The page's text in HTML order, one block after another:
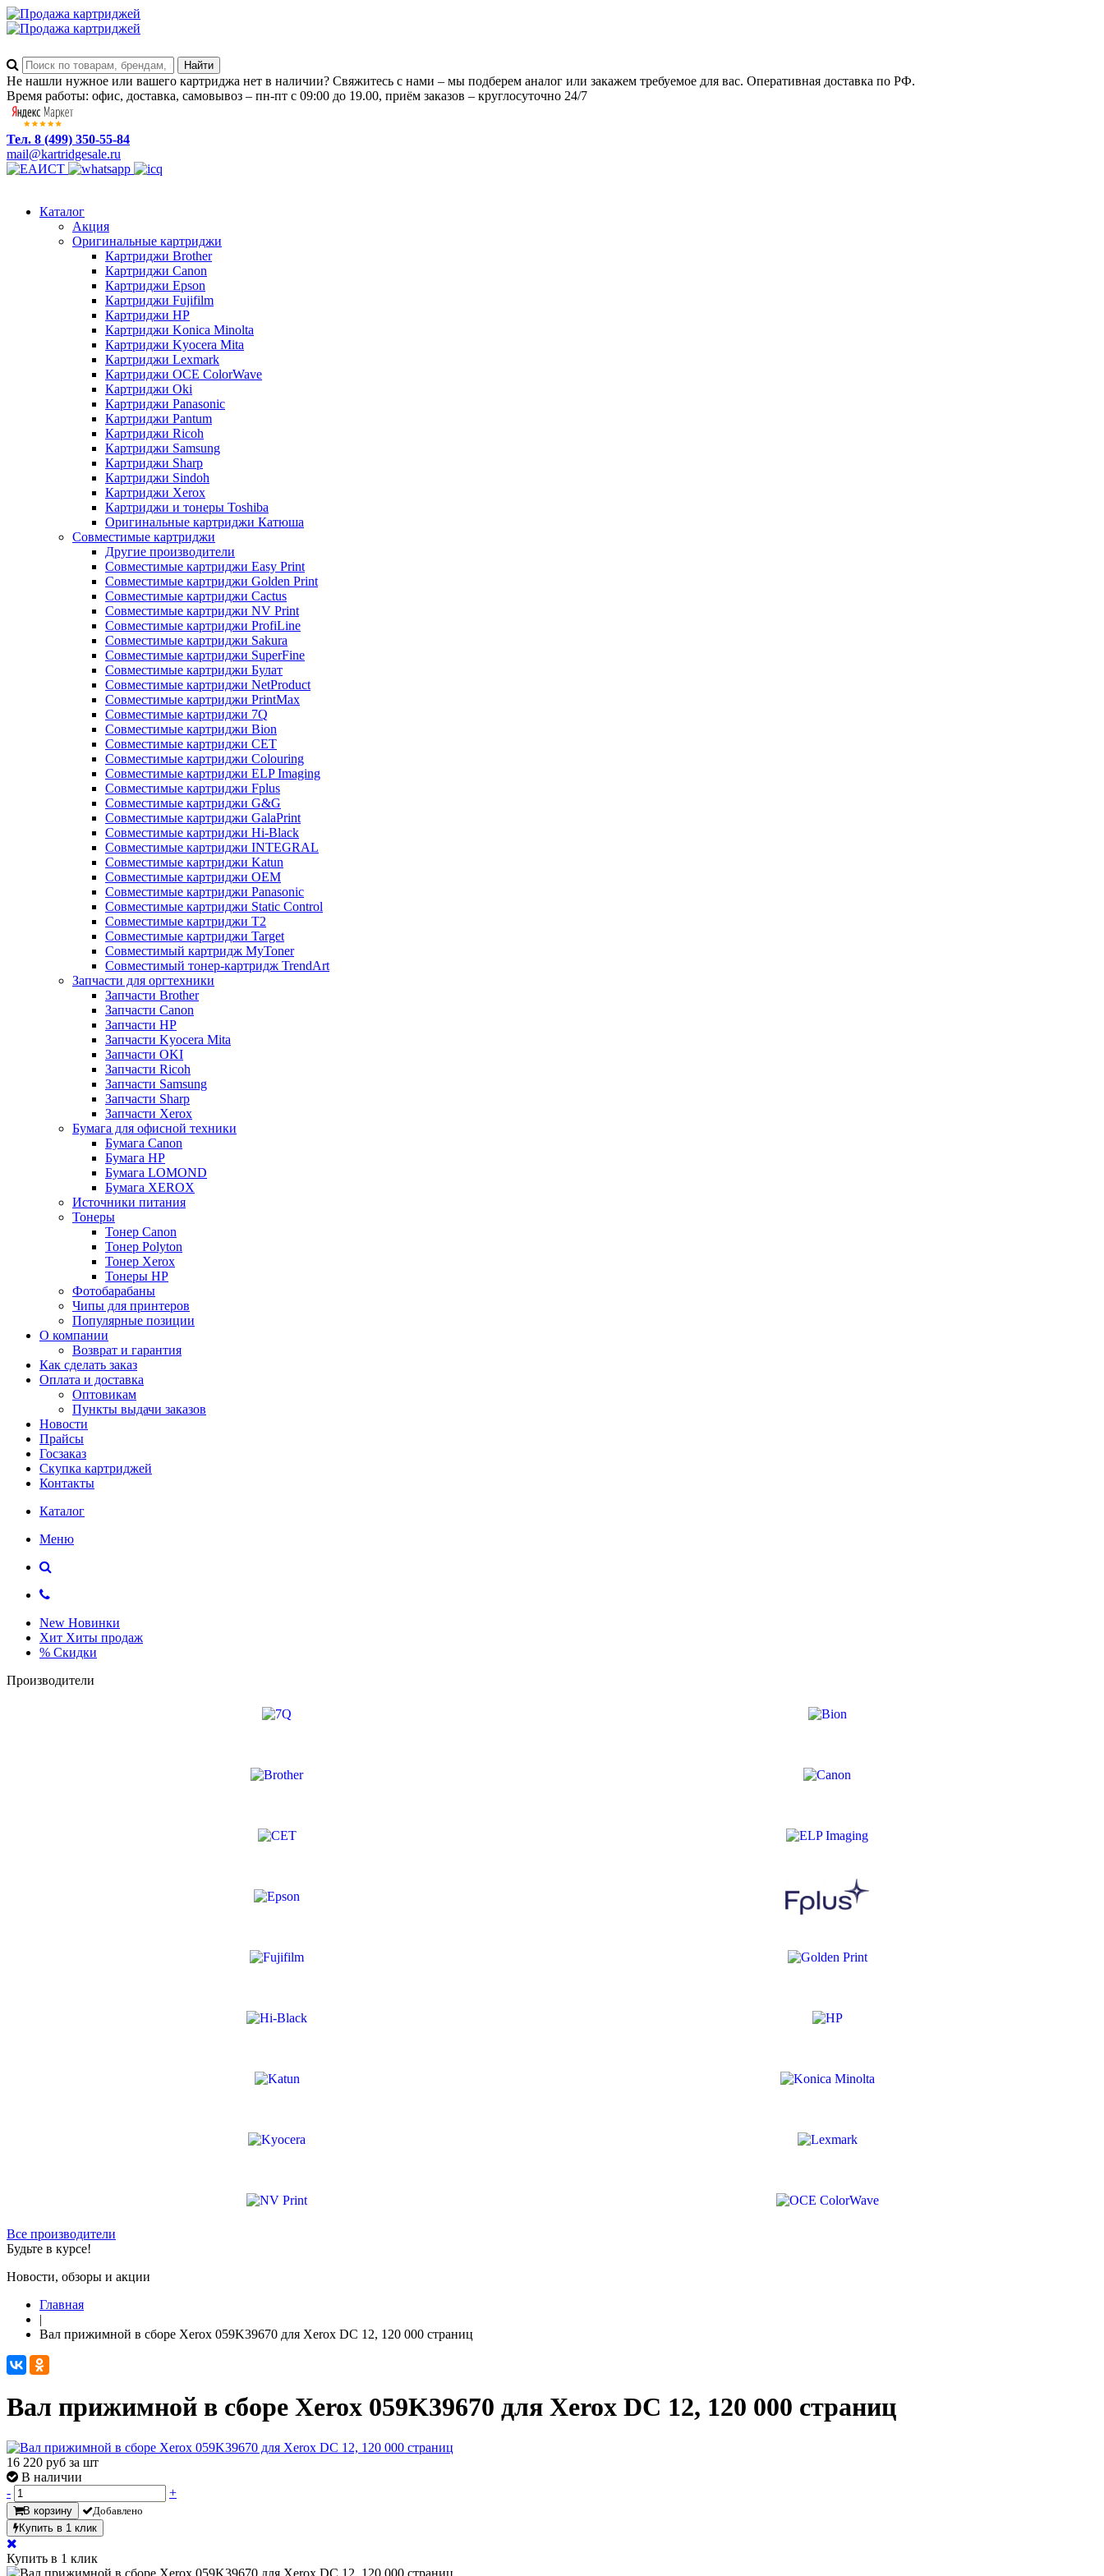
Не нашли нужное или вашего картриджа нет в наличии? Свяжитесь с нами – мы подберем аналог или закажем требуемое для вас. Оперативная доставка по РФ.
Время работы: офис, доставка, самовывоз – пн-пт с 09:00 до 19.00, приём заказов – круглосуточно 24/7
Тел. 8 (499) 350-55-84
mail@kartridgesale.ru
Каталог
Акция
Оригинальные картриджи
Картриджи Brother
Картриджи Canon
Картриджи Epson
Картриджи Fujifilm
Картриджи HP
Картриджи Konica Minolta
Картриджи Kyocera Mita
Картриджи Lexmark
Картриджи OCE ColorWave
Картриджи Oki
Картриджи Panasonic
Картриджи Pantum
Картриджи Ricoh
Картриджи Samsung
Картриджи Sharp
Картриджи Sindoh
Картриджи Xerox
Картриджи и тонеры Toshiba
Оригинальные картриджи Катюша
Совместимые картриджи
Другие производители
Совместимые картриджи Easy Print
Совместимые картриджи Golden Print
Совместимые картриджи Cactus
Совместимые картриджи NV Print
Совместимые картриджи ProfiLine
Совместимые картриджи Sakura
Совместимые картриджи SuperFine
Совместимые картриджи Булат
Совместимые картриджи NetProduct
Совместимые картриджи PrintMax
Совместимые картриджи 7Q
Совместимые картриджи Bion
Совместимые картриджи CET
Совместимые картриджи Colouring
Совместимые картриджи ELP Imaging
Совместимые картриджи Fplus
Совместимые картриджи G&G
Совместимые картриджи GalaPrint
Совместимые картриджи Hi-Black
Совместимые картриджи INTEGRAL
Совместимые картриджи Katun
Совместимые картриджи OEM
Совместимые картриджи Panasonic
Совместимые картриджи Static Control
Совместимые картриджи T2
Совместимые картриджи Target
Совместимый картридж MyToner
Совместимый тонер-картридж TrendArt
Запчасти для оргтехники
Запчасти Brother
Запчасти Canon
Запчасти HP
Запчасти Kyocera Mita
Запчасти OKI
Запчасти Ricoh
Запчасти Samsung
Запчасти Sharp
Запчасти Xerox
Бумага для офисной техники
Бумага Canon
Бумага HP
Бумага LOMOND
Бумага XEROX
Источники питания
Тонеры
Тонер Canon
Тонер Polyton
Тонер Xerox
Тонеры HP
Фотобарабаны
Чипы для принтеров
Популярные позиции
О компании
Возврат и гарантия
Как сделать заказ
Оплата и доставка
Оптовикам
Пункты выдачи заказов
Новости
Прайсы
Госзаказ
Скупка картриджей
Контакты
Каталог
Меню
New Новинки
Хит Хиты продаж
% Скидки
Производители
Все производители
Будьте в курсе!
Новости, обзоры и акции
Главная
|
Вал прижимной в сборе Xerox 059K39670 для Xerox DC 12, 120 000 страниц
Вал прижимной в сборе Xerox 059K39670 для Xerox DC 12, 120 000 страниц
16 220 руб за шт
В наличии
-
+
В корзину
Добавлено
Купить в 1 клик
Купить в 1 клик